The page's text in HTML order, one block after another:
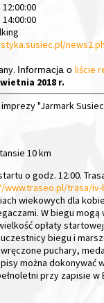
12:00:00
14:00:00
Informacja o liście
2018 r.
"Jarmark
10 km
o godz. 12:00.
trasa/iv-
wiekowych dla
W biegu mogą
opłaty
biegu i
puchary,
można dokonywać
przy zapisie